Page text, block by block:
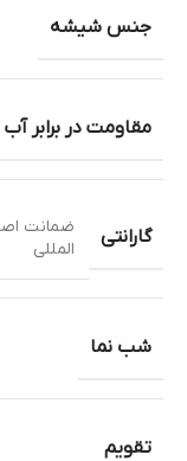
جنس شیشه
مقاومت در برابر آب
گارانتی
ضمانت
المللی
شب نما
تقویم